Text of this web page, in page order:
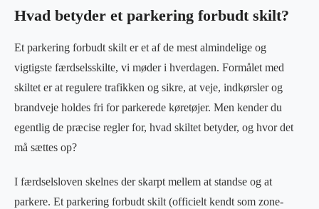
Hvad betyder et parkering forbudt skilt?
Et parkering forbudt skilt er et af de mest almindelige og
vigtigste færdselsskilte, vi møder i hverdagen. Formålet med
skiltet er at regulere trafikken og sikre, at veje, indkørsler og
brandveje holdes fri for parkerede køretøjer. Men kender du
egentlig de præcise regler for, hvad skiltet betyder, og hvor det
må sættes op?
I færdselsloven skelnes der skarpt mellem at standse og at
parkere. Et parkering forbudt skilt (officielt kendt som zone-